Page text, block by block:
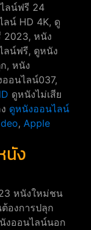
ลน์ฟรี 24
น์ HD 4K, ดู
2023, หนัง
ลน์ฟรี, ดูหนัง
, หนัง
ออนไลน์037,
ดูหนังไม่เสีย
ดูหนังออนไลน์
, Apple
นัง
หนังใหม่ชน
องการปลุก
งออนไลน์นอก